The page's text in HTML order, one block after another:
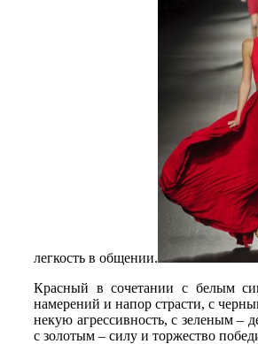
легкость в общении.
Красный в сочетании с белым
намерений и напор страсти, с
некую агрессивность, с зеленым –
с золотым – силу и торжество